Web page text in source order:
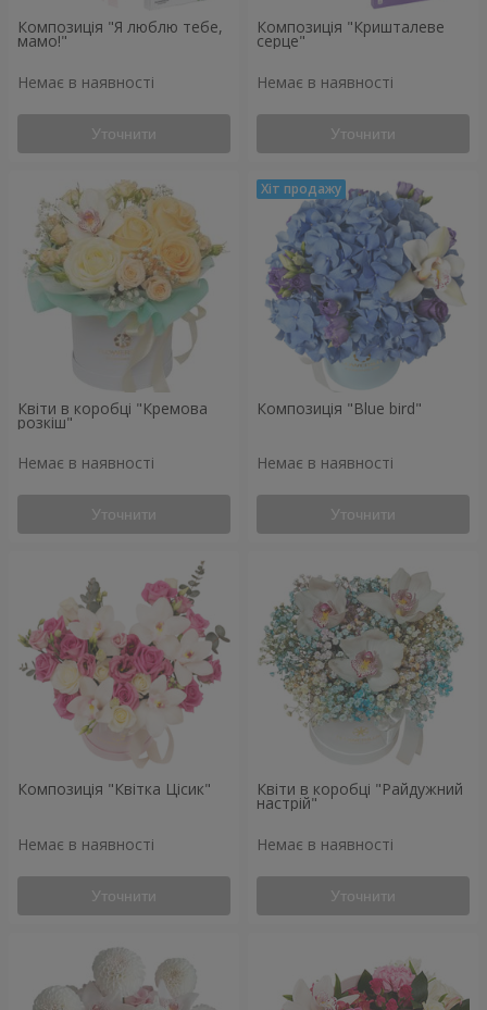
Композиція "Я люблю тебе,
мамо!"
Немає в наявності
Уточнити
Композиція "Кришталеве
серце"
Немає в наявності
Уточнити
Квіти в коробці "Кремова
розкіш"
Немає в наявності
Уточнити
Композиція "Blue bird"
Немає в наявності
Уточнити
Композиція "Квітка Цісик"
Немає в наявності
Уточнити
Квіти в коробці "Райдужний
настрій"
Немає в наявності
Уточнити